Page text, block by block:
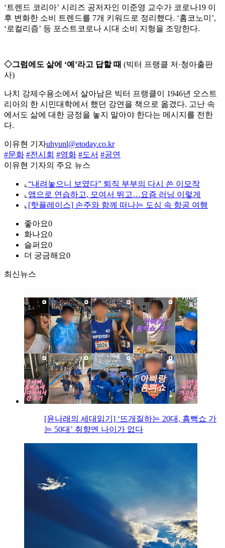
‘트렌드 코리아’ 시리즈 공저자인 이준영 교수가 코로나19 이
후 변화한 소비 트렌드를 7개 키워드로 정리했다. ‘홈코노미’,
‘로컬리즘’ 등 포스트코로나 시대 소비 지형을 조망한다.
◇그럼에도 삶에 ‘예’라고 답할 때 (빅터 프랭클 저·청아출판
사)
나치 강제수용소에서 살아남은 빅터 프랭클이 1946년 오스트
리아의 한 시민대학에서 했던 강연을 책으로 옮겼다. 고난 속
에서도 삶에 대한 긍정을 놓지 말아야 한다는 메시지를 전한
다.
이유현 기자uhyunl@etoday.co.kr
#문화 #전시회 #영화 #도서 #공연
이유현 기자의 주요 뉴스
⌞ “내려놓으니 보였다” 퇴직 부부의 다시 쓴 이모작
⌞ 앱으로 연습하고, 모여서 뛰고…요즘 러닝 이렇게
⌞ [핫플레이스] 손주와 함께 떠나는 도심 속 항공 여행
좋아요0
화나요0
슬퍼요0
더 궁금해요0
최신뉴스
[윤나래의 세대읽기] ‘뜨개질하는 20대, 흠뻑쇼 가
는 50대’ 취향엔 나이가 없다